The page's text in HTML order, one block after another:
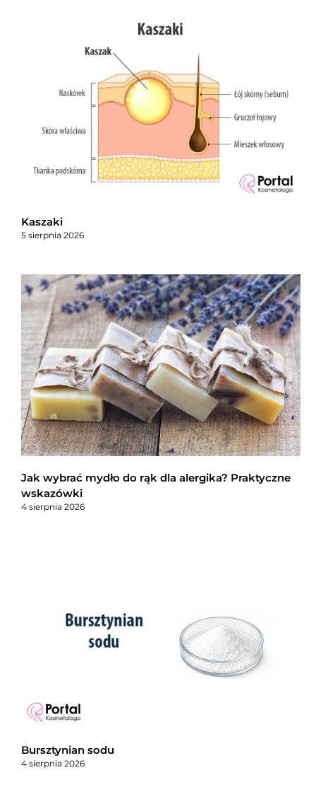
Kaszaki
5 sierpnia 2026
Jak wybrać mydło do rąk dla alergika? Praktyczne
wskazówki
4 sierpnia 2026
Bursztynian sodu
4 sierpnia 2026